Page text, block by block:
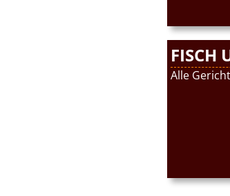
FISCH
Alle